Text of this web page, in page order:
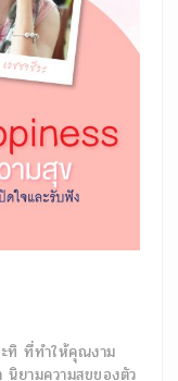
ะทิ ที่ทำให้คุณงาม
ยามความสุขของตัว